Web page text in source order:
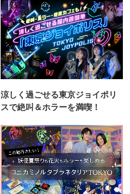
涼しく過ごせる東京ジョイポリ
スで絶叫＆ホラーを満喫！